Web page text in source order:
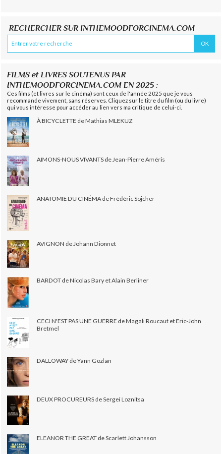
RECHERCHER SUR INTHEMOODFORCINEMA.COM
FILMS et LIVRES SOUTENUS PAR
INTHEMOODFORCINEMA.COM EN 2025 :
Ces films (et livres sur le cinéma) sont ceux de l'année 2025 que je vous
recommande vivement, sans réserves. Cliquez sur le titre du film (ou du livre)
qui vous intéresse pour accéder au lien vers ma critique de celui-ci.
À BICYCLETTE de Mathias MLEKUZ
AIMONS-NOUS VIVANTS de Jean-Pierre Améris
ANATOMIE DU CINÉMA de Frédéric Sojcher
AVIGNON de Johann Dionnet
BARDOT de Nicolas Bary et Alain Berliner
CECI N'EST PAS UNE GUERRE de Magali Roucaut et Eric-John
Bretmel
DALLOWAY de Yann Gozlan
DEUX PROCUREURS de Sergei Loznitsa
ELEANOR THE GREAT de Scarlett Johansson